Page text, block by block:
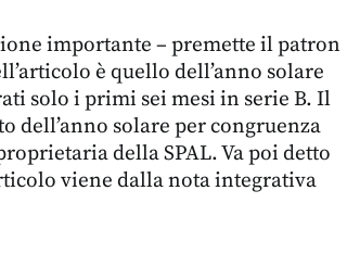
importante – premette il patron
è quello dell’anno solare
solo i primi sei mesi in serie B. Il
solare per congruenza
della SPAL. Va poi detto
viene dalla nota integrativa